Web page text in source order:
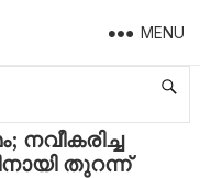
MENU
റോഡ് ഗതാഗതത്തിനായി തുറന്ന് കുവൈത്ത്
തുറന്ന്